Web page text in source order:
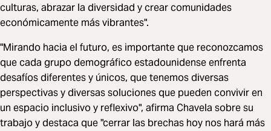
culturas, abrazar la diversidad y crear comunidades
económicamente más vibrantes".
"Mirando hacia el futuro, es importante que reconozcamos
que cada grupo demográfico estadounidense enfrenta
desafíos diferentes y únicos, que tenemos diversas
perspectivas y diversas soluciones que pueden convivir en
un espacio inclusivo y reflexivo", afirma Chavela sobre su
trabajo y destaca que "cerrar las brechas hoy nos hará más